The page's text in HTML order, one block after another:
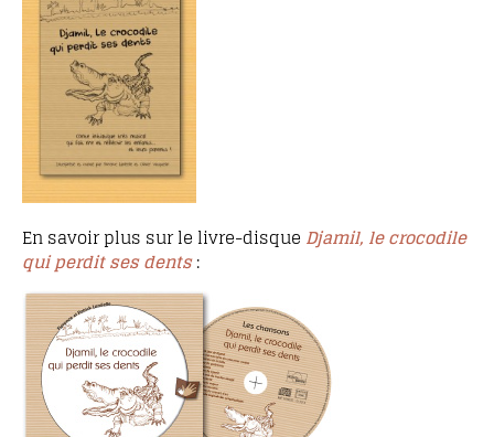
En savoir plus sur le livre-disque Djamil, le crocodile
qui perdit ses dents: